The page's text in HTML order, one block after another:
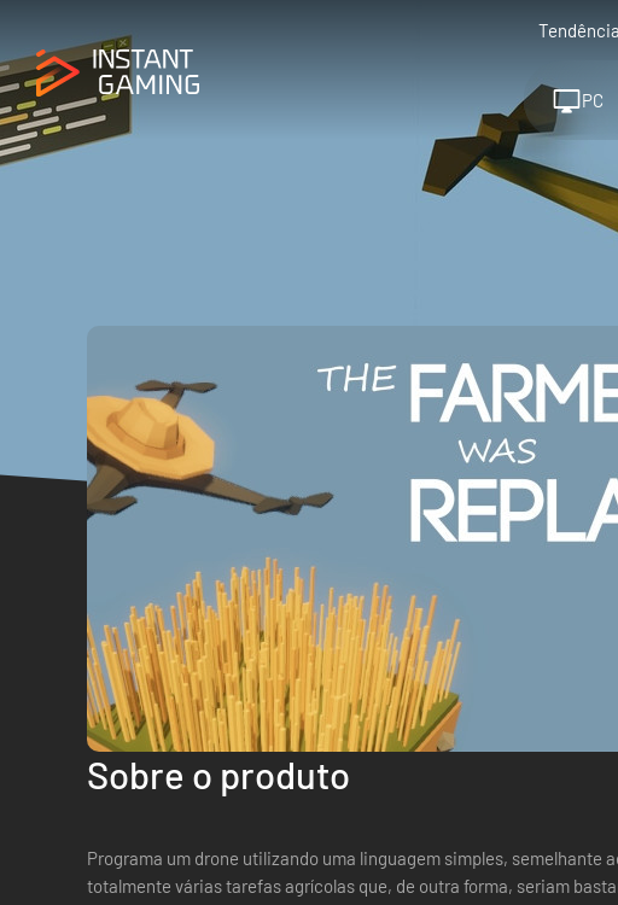
PC
Sobre o produto
Programa um drone utilizando uma linguagem simples, semelhante
totalmente várias tarefas agrícolas que, de outra forma, seriam